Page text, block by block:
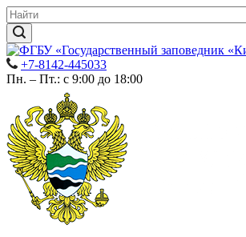
+7-8142-445033
Пн. – Пт.: с 9:00 до 18:00